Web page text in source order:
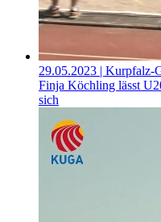
29.05.2023 | Kurpfalz-
Finja Köchling lässt
sich